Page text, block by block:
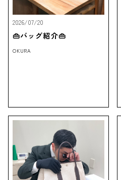
2026/07/20
👜バッグ紹介👜
OKURA